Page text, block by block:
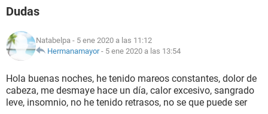
NUTRICIÓN
BIENESTAR
Dudas
Natabelpa - 5 ene 2020 a las 11:12
Hermanamayor- 5 ene 2020 a las 13:54
Hola buenas noches, he tenido mareos constantes, dolor de
cabeza, me desmaye hace un día, calor excesivo, sangrado
leve, insomnio, no he tenido retrasos, no se que puede ser